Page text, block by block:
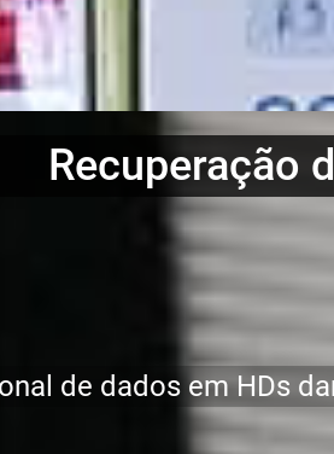
Recuperação
de dados em HDs